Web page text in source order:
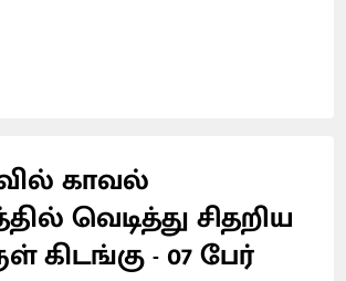
காவல்
வெடித்து சிதறிய
கிடங்கு - 07 பேர்